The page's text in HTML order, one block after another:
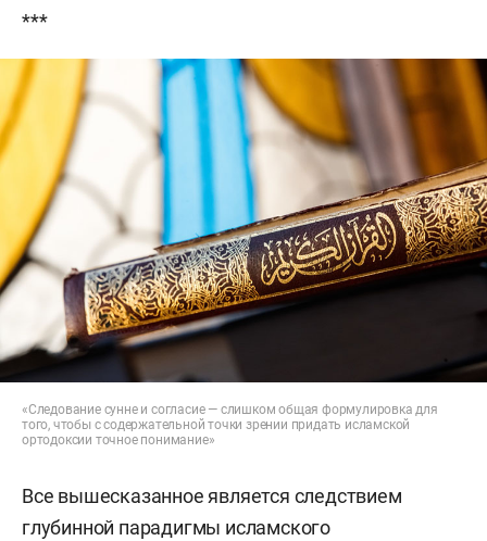
***
«Следование сунне и согласие — слишком общая формулировка для
того, чтобы с содержательной точки зрении придать исламской
ортодоксии точное понимание»
Все вышесказанное является следствием
глубинной парадигмы исламского